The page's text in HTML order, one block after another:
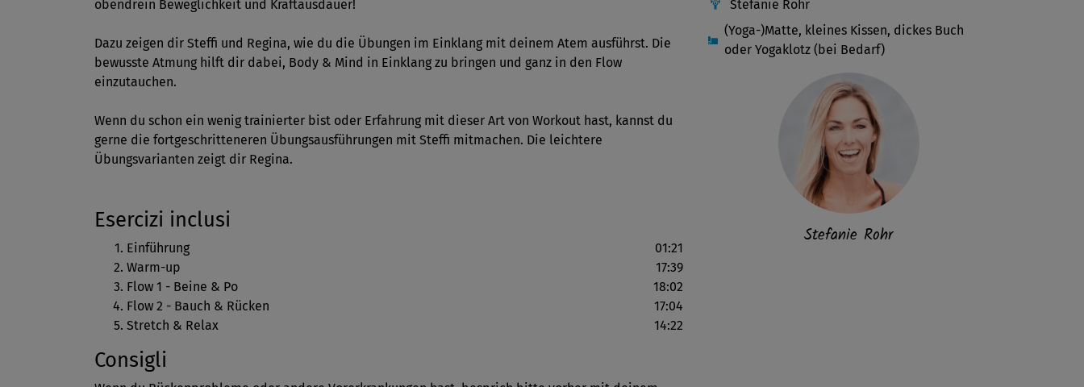
obendrein Beweglichkeit und Kraftausdauer!
Dazu zeigen dir Steffi und Regina, wie du die Übungen im Einklang mit deinem Atem ausführst. Die
bewusste Atmung hilft dir dabei, Body & Mind in Einklang zu bringen und ganz in den Flow
einzutauchen.
Wenn du schon ein wenig trainierter bist oder Erfahrung mit dieser Art von Workout hast, kannst du
gerne die fortgeschritteneren Übungsausführungen mit Steffi mitmachen. Die leichtere
Übungsvarianten zeigt dir Regina.
Esercizi inclusi
Einführung
01:21
Warm-up
17:39
Flow 1 - Beine & Po
18:02
Flow 2 - Bauch & Rücken
17:04
Stretch & Relax
14:22
Consigli
Stefanie Rohr
(Yoga-)Matte, kleines Kissen, dickes Buch
oder Yogaklotz (bei Bedarf)
Stefanie Rohr